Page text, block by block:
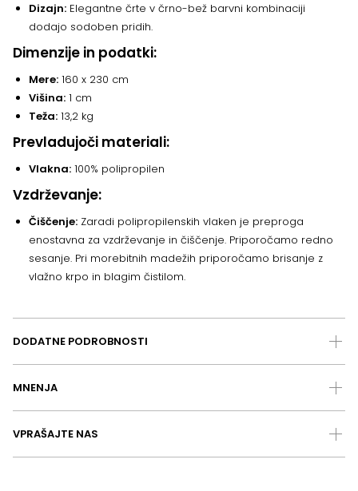
Dizajn: Elegantne črte v črno-bež barvni kombinaciji
dodajo sodoben pridih.
Dimenzije in podatki:
Mere: 160 x 230 cm
Višina: 1 cm
Teža: 13,2 kg
Prevladujoči materiali:
Vlakna: 100% polipropilen
Vzdrževanje:
Čiščenje: Zaradi polipropilenskih vlaken je preproga
enostavna za vzdrževanje in čiščenje. Priporočamo redno
sesanje. Pri morebitnih madežih priporočamo brisanje z
vlažno krpo in blagim čistilom.
DODATNE PODROBNOSTI
MNENJA
VPRAŠAJTE NAS